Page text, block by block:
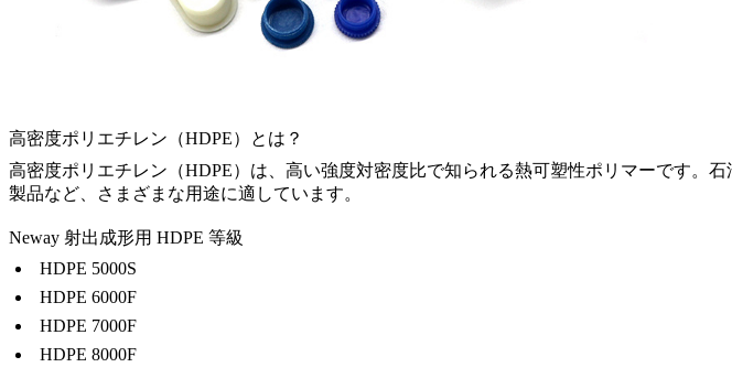
高密度ポリエチレン（HDPE）とは？
高密度ポリエチレン（HDPE）は、高い強度対密度比で知られる熱可塑性ポリマーです。
製品など、さまざまな用途に適しています。
Neway 射出成形用 HDPE 等級
HDPE 5000S
HDPE 6000F
HDPE 7000F
HDPE 8000F